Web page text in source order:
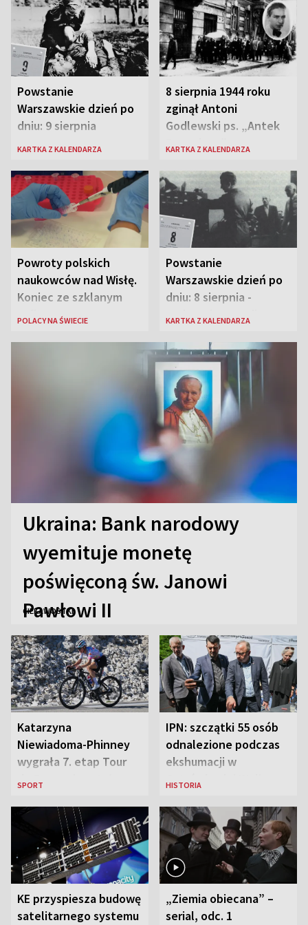
Powstanie
Warszawskie dzień po
dniu: 9 sierpnia
KARTKA Z KALENDARZA
8 sierpnia 1944 roku
zginął Antoni
Godlewski ps. „Antek
Rozpylacz”
KARTKA Z KALENDARZA
Powroty polskich
naukowców nad Wisłę.
Koniec ze szklanym
sufitem
POLACY NA ŚWIECIE
Powstanie
Warszawskie dzień po
dniu: 8 sierpnia -
rozbrzmiewa radio
„Antka Rozpylacza”
KARTKA Z KALENDARZA
Ukraina: Bank narodowy
wyemituje monetę
poświęconą św. Janowi
Pawłowi II
CIEKAWOSTKI
Katarzyna
Niewiadoma-Phinney
wygrała 7. etap Tour
de France i została
SPORT
IPN: szczątki 55 osób
odnalezione podczas
ekshumacji w
Ostrówkach i Woli
HISTORIA
KE przyspiesza budowę
satelitarnego systemu
„Ziemia obiecana” –
serial, odc. 1